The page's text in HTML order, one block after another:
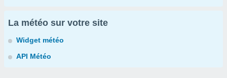
La météo sur votre site
Widget météo
API Météo